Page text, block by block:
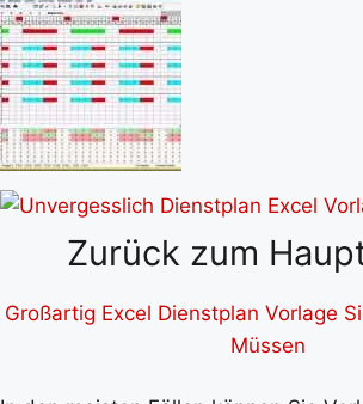
Zurück zum
Großartig Excel Dienstplan Vorlage
Müssen